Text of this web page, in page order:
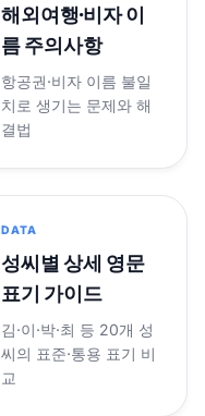
해외여행·비자 이
름 주의사항
항공권·비자 이름 불일
치로 생기는 문제와 해
결법
DATA
성씨별 상세 영문
표기 가이드
김·이·박·최 등 20개 성
씨의 표준·통용 표기 비
교